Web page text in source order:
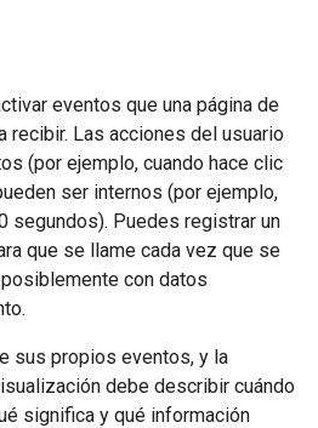
eventos que una página de
recibir. Las acciones del usuario
(por ejemplo, cuando hace clic
ser internos (por ejemplo,
segundos). Puedes registrar un
que se llame cada vez que se
con datos
sus propios eventos, y la
debe describir cuándo
significa y qué información